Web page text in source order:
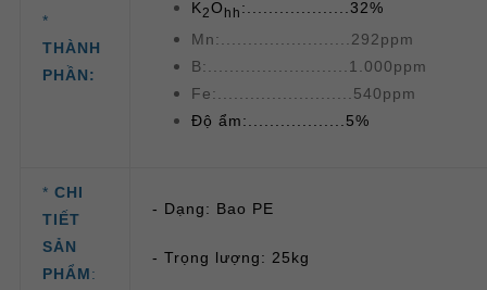
*
THÀNH
PHẦN:
K 2O hh :...................32%
Mn:........................292ppm
B:..........................1.000ppm
Fe:.........................540ppm
Độ ẩm:..................5%
* CHI
TIẾT
SẢN
PHẨM:
- Dạng: Bao PE
- Trọng lượng: 25kg